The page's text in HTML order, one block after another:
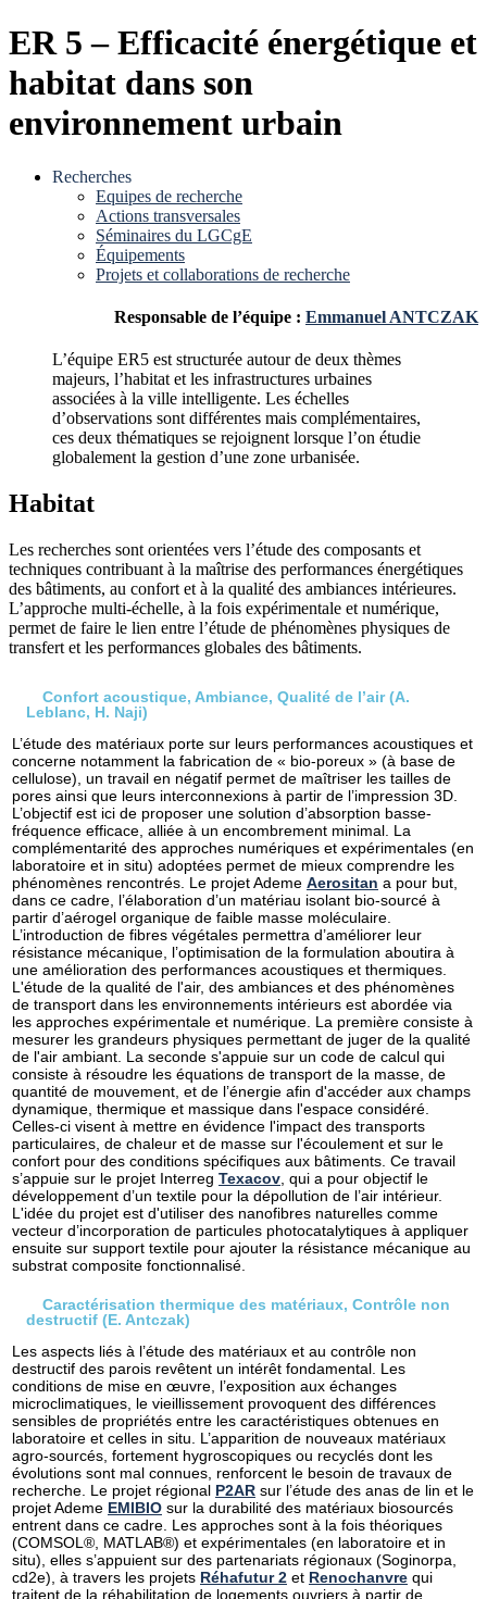
ER 5 – Efficacité énergétique et
habitat dans son
environnement urbain
Recherches
Equipes de recherche
Actions transversales
Séminaires du LGCgE
Équipements
Projets et collaborations de recherche
Responsable de l’équipe : Emmanuel ANTCZAK
L’équipe ER5 est structurée autour de deux thèmes
majeurs, l’habitat et les infrastructures urbaines
associées à la ville intelligente. Les échelles
d’observations sont différentes mais complémentaires,
ces deux thématiques se rejoignent lorsque l’on étudie
globalement la gestion d’une zone urbanisée.
Habitat
Les recherches sont orientées vers l’étude des composants et
techniques contribuant à la maîtrise des performances énergétiques
des bâtiments, au confort et à la qualité des ambiances intérieures.
L’approche multi-échelle, à la fois expérimentale et numérique,
permet de faire le lien entre l’étude de phénomènes physiques de
transfert et les performances globales des bâtiments.
Confort acoustique, Ambiance, Qualité de l’air (A.
Leblanc, H. Naji)
L’étude des matériaux porte sur leurs performances acoustiques et
concerne notamment la fabrication de « bio-poreux » (à base de
cellulose), un travail en négatif permet de maîtriser les tailles de
pores ainsi que leurs interconnexions à partir de l’impression 3D.
L’objectif est ici de proposer une solution d’absorption basse-
fréquence efficace, alliée à un encombrement minimal. La
complémentarité des approches numériques et expérimentales (en
laboratoire et in situ) adoptées permet de mieux comprendre les
phénomènes rencontrés. Le projet Ademe Aerositan a pour but,
dans ce cadre, l’élaboration d’un matériau isolant bio-sourcé à
partir d’aérogel organique de faible masse moléculaire.
L’introduction de fibres végétales permettra d’améliorer leur
résistance mécanique, l’optimisation de la formulation aboutira à
une amélioration des performances acoustiques et thermiques.
L'étude de la qualité de l'air, des ambiances et des phénomènes
de transport dans les environnements intérieurs est abordée via
les approches expérimentale et numérique. La première consiste à
mesurer les grandeurs physiques permettant de juger de la qualité
de l'air ambiant. La seconde s'appuie sur un code de calcul qui
consiste à résoudre les équations de transport de la masse, de
quantité de mouvement, et de l’énergie afin d'accéder aux champs
dynamique, thermique et massique dans l'espace considéré.
Celles-ci visent à mettre en évidence l'impact des transports
particulaires, de chaleur et de masse sur l'écoulement et sur le
confort pour des conditions spécifiques aux bâtiments. Ce travail
s’appuie sur le projet Interreg Texacov, qui a pour objectif le
développement d’un textile pour la dépollution de l’air intérieur.
L'idée du projet est d'utiliser des nanofibres naturelles comme
vecteur d’incorporation de particules photocatalytiques à appliquer
ensuite sur support textile pour ajouter la résistance mécanique au
substrat composite fonctionnalisé.
Caractérisation thermique des matériaux, Contrôle non
destructif (E. Antczak)
Les aspects liés à l’étude des matériaux et au contrôle non
destructif des parois revêtent un intérêt fondamental. Les
conditions de mise en œuvre, l’exposition aux échanges
microclimatiques, le vieillissement provoquent des différences
sensibles de propriétés entre les caractéristiques obtenues en
laboratoire et celles in situ. L’apparition de nouveaux matériaux
agro-sourcés, fortement hygroscopiques ou recyclés dont les
évolutions sont mal connues, renforcent le besoin de travaux de
recherche. Le projet régional P2AR sur l’étude des anas de lin et le
projet Ademe EMIBIO sur la durabilité des matériaux biosourcés
entrent dans ce cadre. Les approches sont à la fois théoriques
(COMSOL®, MATLAB®) et expérimentales (en laboratoire et in
situ), elles s’appuient sur des partenariats régionaux (Soginorpa,
cd2e), à travers les projets Réhafutur 2 et Renochanvre qui
traitent de la réhabilitation de logements ouvriers à partir de